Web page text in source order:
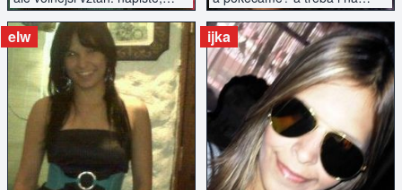
diky.
rande zajdem...?
elw
ZOBRAZIT INZERÁT
ijka
ZOBRAZIT INZERÁT